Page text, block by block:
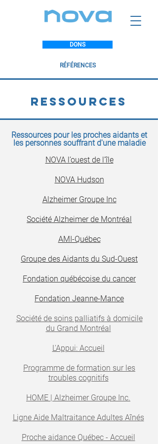
DONS
RÉFÉRENCES
Ressources
Ressources pour les proches aidants et
les personnes souffrant d'une maladie
NOVA l’ouest de l’île
NOVA Hudson
Alzheimer Groupe Inc
Société Alzheimer de Montréal
AMI-Québec
Groupe des Aidants du Sud-Ouest
Fondation québécoise du cancer
Fondation Jeanne-Mance
Société de soins palliatifs à domicile
du Grand Montréal
L'Appui: Accueil
Programme de formation sur les
troubles cognitifs
HOME | Alzheimer Groupe Inc.
Ligne Aide Maltraitance Adultes Aînés
Proche aidance Québec - Accueil